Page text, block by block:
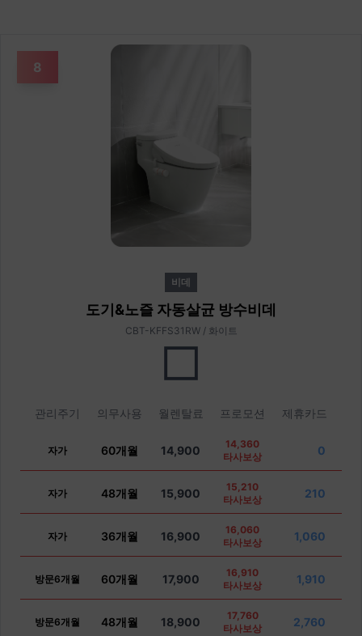
8
비데
도기&노즐 자동살균 방수비데
CBT-KFFS31RW / 화이트
관리주기 의무사용 월렌탈료 프로모션 제휴카드
자가 60개월 14,900
14,360
타사보상
0
자가 48개월 15,900
15,210
타사보상
210
자가 36개월 16,900
16,060
타사보상
1,060
방문6개월 60개월 17,900
16,910
타사보상
1,910
방문6개월 48개월 18,900
17,760
타사보상
2,760